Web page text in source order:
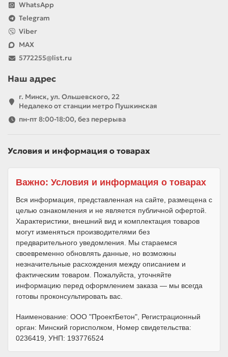
WhatsApp
Telegram
Viber
MAX
5772255@list.ru
Наш адрес
г. Минск, ул. Ольшевского, 22
Недалеко от станции метро Пушкинская
пн-пт 8:00-18:00, без перерыва
Условия и информация о товарах
Важно: Условия и информация о товарах
Вся информация, представленная на сайте, размещена с
целью ознакомления и не является публичной офертой.
Характеристики, внешний вид и комплектация товаров
могут изменяться производителями без
предварительного уведомления. Мы стараемся
своевременно обновлять данные, но возможны
незначительные расхождения между описанием и
фактическим товаром. Пожалуйста, уточняйте
информацию перед оформлением заказа — мы всегда
готовы проконсультировать вас.
Наименование: ООО "ПроектБетон", Регистрационный
орган: Минский горисполком, Номер свидетельства:
0236419, УНП: 193776524